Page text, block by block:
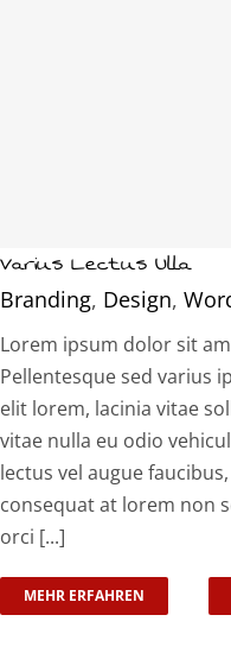
Varius Lectus Ulla
Branding, Design,
Lorem ipsum dolor sit
Pellentesque sed varius
elit lorem, lacinia vitae
vitae nulla eu odio
lectus vel augue
consequat at lorem non
orci [...]
MEHR ERFAHREN